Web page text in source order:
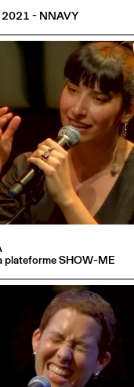
2021 - NNAVY
plateforme SHOW-ME